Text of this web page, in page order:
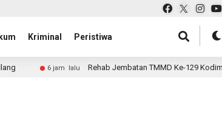
Kriminal Peristiwa
Jembatan TMMD Ke-129 Kodim 1807/Sorsel Hampir